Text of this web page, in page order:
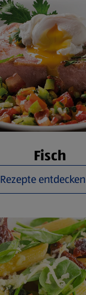
Fisch
Rezepte entdecken